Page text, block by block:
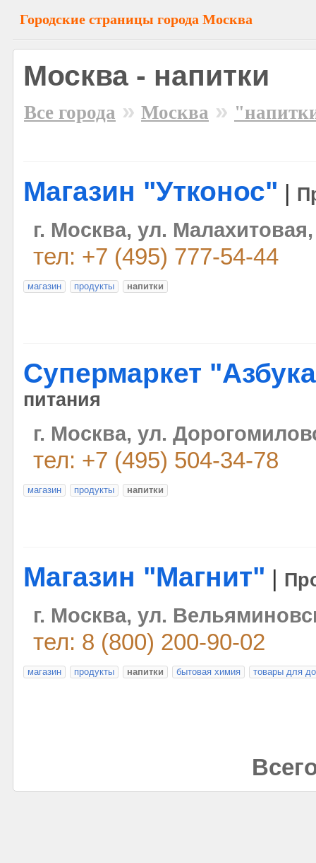
Городские страницы города Москва
Москва - напитки
Все города » Москва »
Магазин "Утконос"
г. Москва, ул.
тел: +7 (495) 777-54-44
магазин продукты напитки
Супермаркет
питания
г. Москва, ул.
тел: +7 (495) 504-34-78
магазин продукты напитки
Магазин "Магнит"
г. Москва, ул.
тел: 8 (800) 200-90-02
магазин продукты напитки бытовая химия товары для